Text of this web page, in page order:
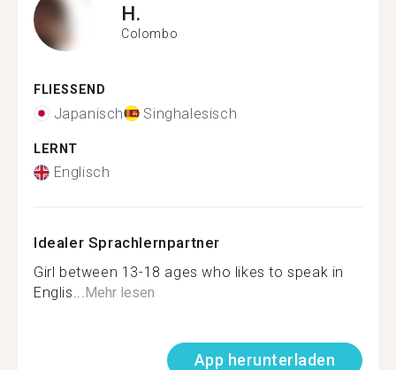
H.
Colombo
FLIESSEND
Japanisch Singhalesisch
LERNT
Englisch
Idealer Sprachlernpartner
Girl between 13-18 ages who likes to speak in
Englis...Mehr lesen
App herunterladen